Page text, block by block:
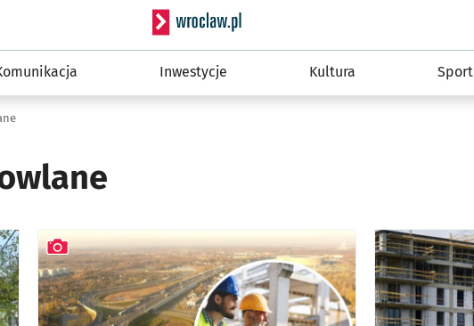
Serwis informacyjny wroclaw.pl
Inwestycje Kultura Sport